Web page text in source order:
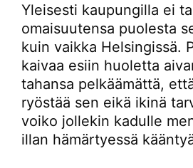
Yleisesti kaupungilla ei
omaisuutensa puolesta
kuin vaikka Helsingissä.
kaivaa esiin huoletta
tahansa pelkäämättä,
ryöstää sen eikä ikinä
voiko jollekin kadulle
illan hämärtyessä